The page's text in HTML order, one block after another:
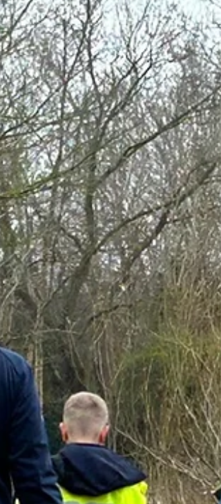
unser Vereinsheim ein. Die Einladung findet ihr
hier. ⬇️ Wir würden uns freuen wenn viele
Mitglieder durch ihr Erscheinen zur
unseres Vereins beitragen. Liebe Grüße und bis
eineinhalb Wochen Der Vorstand TC Beluga e. V.
Hier zum downloaden: